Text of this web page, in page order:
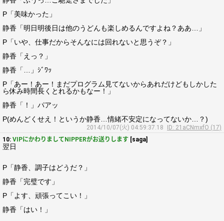
P「美味かった」
静香「明日明後日は他のうどんも楽しめるんですよね？ああ…」
P「いや、仕事だからそんなには回れないと思うぞ？」
静香「えっ？」
静香「…」ｼﾞﾜｯ
P「あー！あー！まだプログラム見てないからあれだけどもしかした
ら休み時間長くとれるかもなー！」
静香「！」パアッ
P(めんどくせえ！というか静香…情緒不安定になってないか…？)
2014/10/07(火) 04:59:37.18
ID: 21aCNmxfO (17)
10: VIPにかわりましてNIPPERがお送りします [saga]
翌日
P「静香、調子はどうだ？」
静香「完璧です」
P「よす、頑張ってこい！」
静香「はい！」